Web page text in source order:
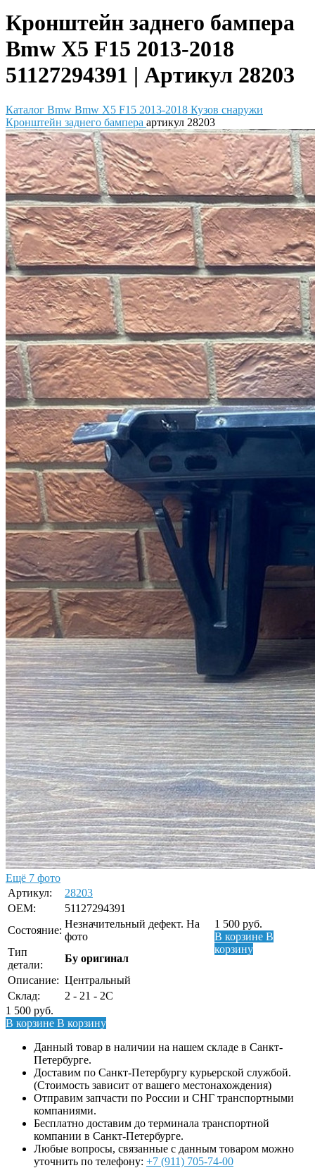
Кронштейн заднего бампера
Bmw X5 F15 2013-2018
51127294391 | Артикул 28203
Каталог Bmw Bmw X5 F15 2013-2018 Кузов снаружи
Кронштейн заднего бампера артикул 28203
Ещё 7 фото
Артикул:
28203
1 500 руб.
В корзине В
корзину
OEM:
51127294391
Состояние:
Незначительный дефект. На
фото
Тип
детали:
Бу оригинал
Описание: Центральный
Склад:
2 - 21 - 2C
1 500 руб.
В корзине В корзину
Данный товар в наличии на нашем складе в Санкт-
Петербурге.
Доставим по Санкт-Петербургу курьерской службой.
(Стоимость зависит от вашего местонахождения)
Отправим запчасти по России и СНГ транспортными
компаниями.
Бесплатно доставим до терминала транспортной
компании в Санкт-Петербурге.
Любые вопросы, связанные с данным товаром можно
уточнить по телефону: +7 (911) 705-74-00